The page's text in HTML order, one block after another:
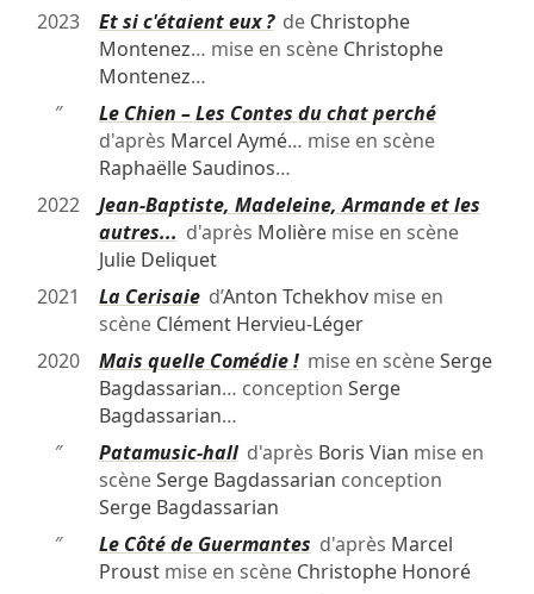
2023
Et si c'étaient eux ?de Christophe
Montenez… mise en scène Christophe
Montenez…
″
Le Chien – Les Contes du chat perché
d'après Marcel Aymé… mise en scène
Raphaëlle Saudinos…
2022
Jean-Baptiste, Madeleine, Armande et les
autres... d'après Molièremise en scène
Julie Deliquet
2021
La Cerisaied’Anton Tchekhovmise en
scène Clément Hervieu-Léger
2020
Mais quelle Comédie !mise en scèneSerge
Bagdassarian… conception Serge
Bagdassarian…
″
Patamusic-halld'après Boris Vian mise en
scèneSerge Bagdassarian conception
Serge Bagdassarian
″
Le Côté de Guermantes d'après Marcel
Proustmise en scène Christophe Honoré